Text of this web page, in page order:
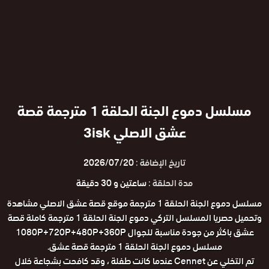
مسلسل دموع الجنة الحلقة 1 مترجمة قصة
عشق الاصلي 3isk
تاريخ الإضافة :2026/07/20
مدة الحلقة :ساعتين و 30 دقيقة
مسلسل دموع الجنة الحلقة 1 مترجمة موقع قصة عشق الاصلي مشاهدة
وتحميل حصريا المسلسل التركي دموع الجنة الحلقة 1 مترجمة كاملة قصة
عشق باكثر من جودة مناسبة للجوال 1080P+720P+480P+360P
مسلسل دموع الجنة الحلقة 1 مترجمة قصة عشق.
تم التخلي عن Cennet عندما كانت طفلة ، وقد كافحت بشجاعة خلال